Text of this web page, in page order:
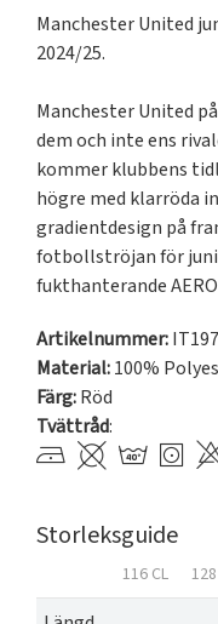
Manchester United
2024/25.
Manchester United
dem och inte ens
kommer klubbens
högre med klarröda
gradientdesign på
fotbollströjan för
fukthanterande
Artikelnummer:
Material:100%
Färg:Röd
Tvättråd:
Storleksguide
116 CL